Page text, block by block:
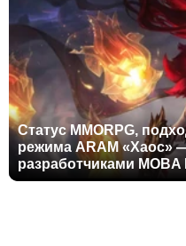
Статус MMORPG,
режима ARAM «Хаос»
разработчиками